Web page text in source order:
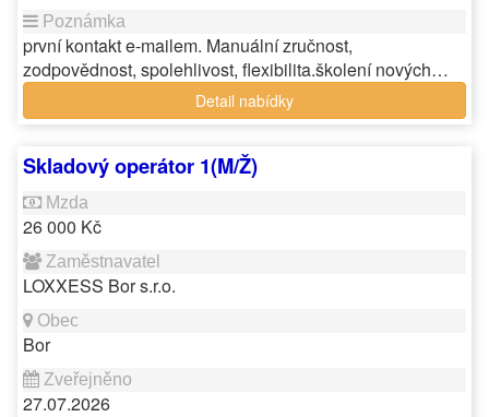
první kontakt e-mailem. Manuální zručnost,
zodpovědnost, spolehlivost, flexibilita.školení nových…
Detail nabídky
Skladový operátor 1(M/Ž)
26 000 Kč
LOXXESS Bor s.r.o.
Bor
27.07.2026